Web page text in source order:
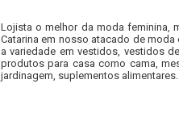
Lojista o melhor da moda feminina,
Catarina em nosso atacado de
a variedade em vestidos, vestidos
produtos para casa como cama,
jardinagem, suplementos alimentares.